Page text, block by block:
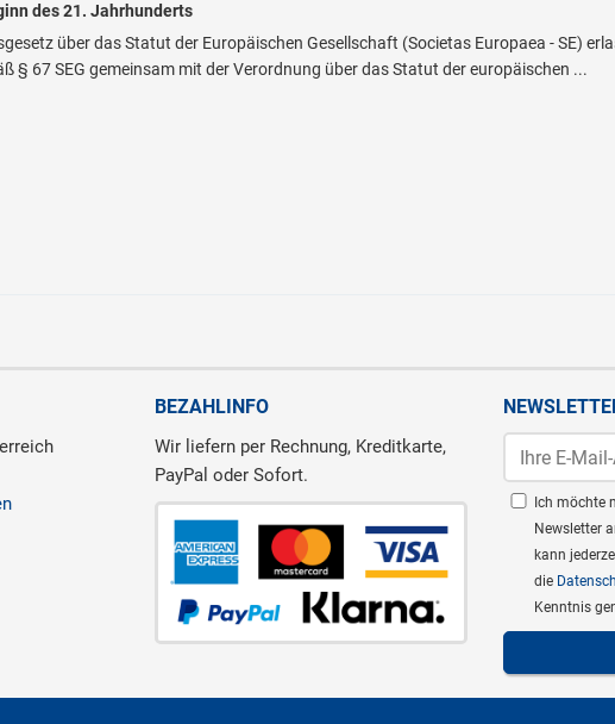
des 21. Jahrhunderts
über das Statut der Europäischen Gesellschaft (Societas Europaea - SE)
§ 67 SEG gemeinsam mit der Verordnung über das Statut der europäischen ...
BEZAHLINFO
Wir liefern per Rechnung, Kreditkarte,
PayPal oder Sofort.
Ich möchte
Newsletter
kann
die
Kenntnis